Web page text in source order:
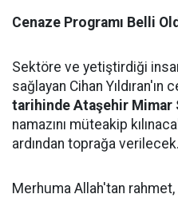
Cenaze Programı Belli
Sektöre ve yetiştirdiği
sağlayan Cihan Yıldıran'ın
tarihinde Ataşehir Mimar
namazını müteakip
ardından toprağa verilecek.
Merhuma Allah'tan